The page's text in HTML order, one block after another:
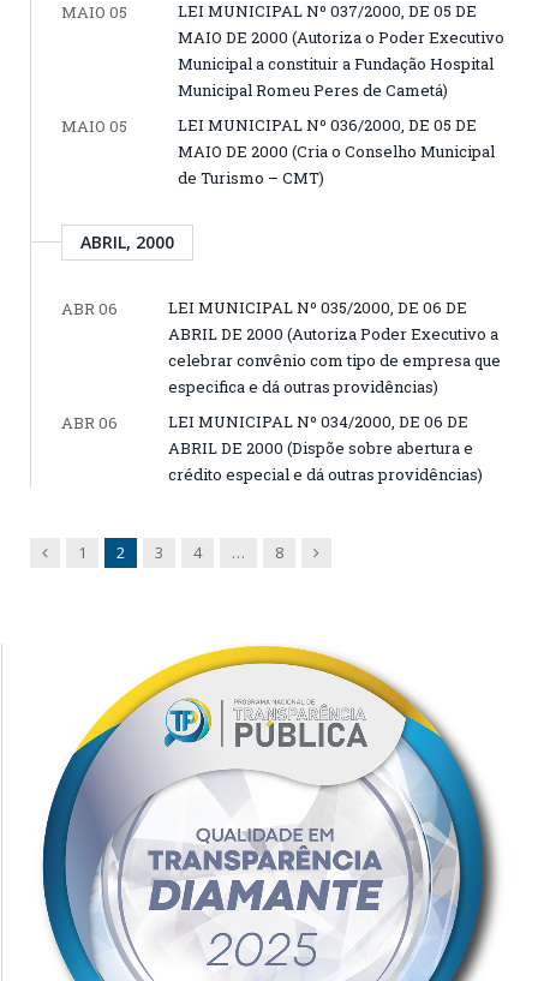
MAIO 05
LEI MUNICIPAL Nº 037/2000, DE 05 DE
MAIO DE 2000 (Autoriza o Poder Executivo
Municipal a constituir a Fundação Hospital
Municipal Romeu Peres de Cametá)
MAIO 05
LEI MUNICIPAL Nº 036/2000, DE 05 DE
MAIO DE 2000 (Cria o Conselho Municipal
de Turismo – CMT)
ABRIL, 2000
ABR 06
LEI MUNICIPAL Nº 035/2000, DE 06 DE
ABRIL DE 2000 (Autoriza Poder Executivo a
celebrar convênio com tipo de empresa que
especifica e dá outras providências)
ABR 06
LEI MUNICIPAL Nº 034/2000, DE 06 DE
ABRIL DE 2000 (Dispõe sobre abertura e
crédito especial e dá outras providências)
Previous
1 2 3 4 … 8 Next